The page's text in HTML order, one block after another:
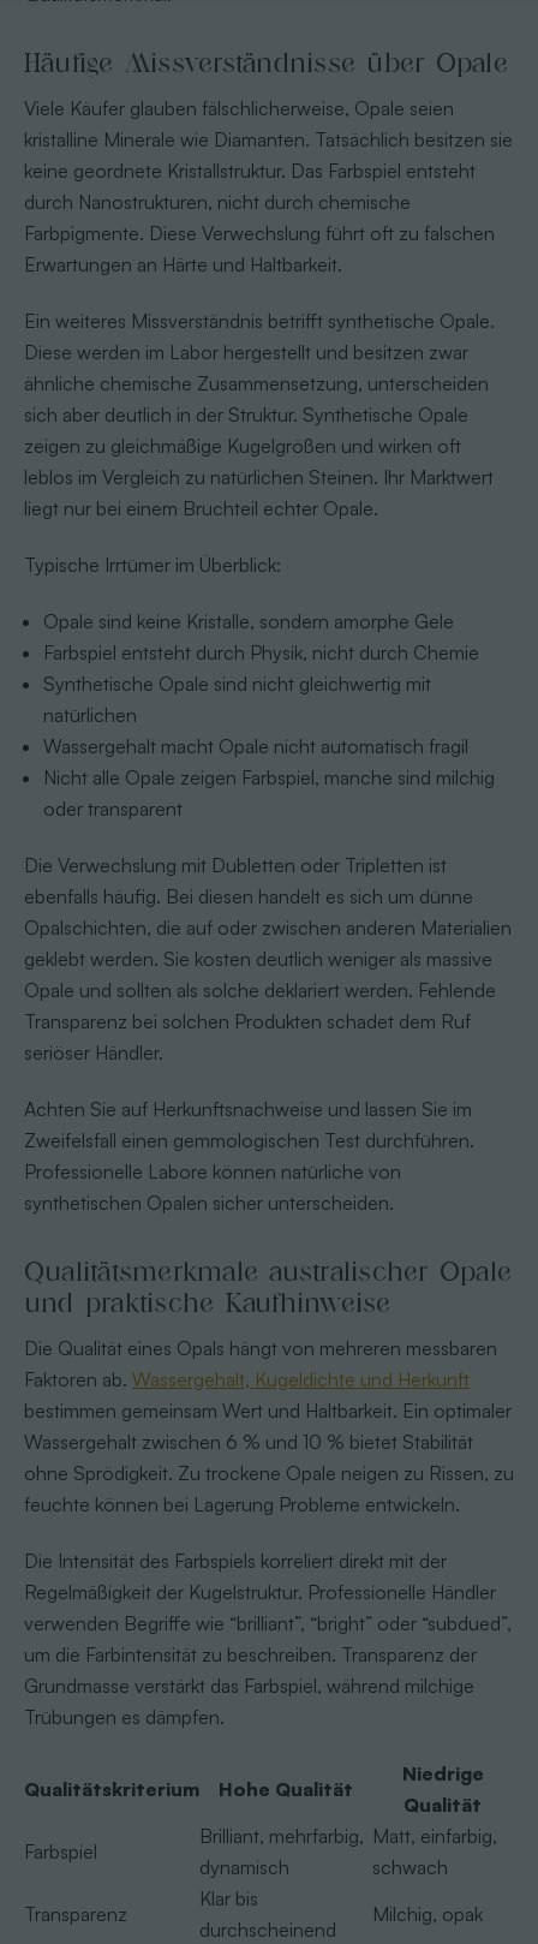
Häufige Missverständnisse über Opale
Viele Käufer glauben fälschlicherweise, Opale seien
kristalline Minerale wie Diamanten. Tatsächlich besitzen sie
keine geordnete Kristallstruktur. Das Farbspiel entsteht
durch Nanostrukturen, nicht durch chemische
Farbpigmente. Diese Verwechslung führt oft zu falschen
Erwartungen an Härte und Haltbarkeit.
Ein weiteres Missverständnis betrifft synthetische Opale.
Diese werden im Labor hergestellt und besitzen zwar
ähnliche chemische Zusammensetzung, unterscheiden
sich aber deutlich in der Struktur. Synthetische Opale
zeigen zu gleichmäßige Kugelgrößen und wirken oft
leblos im Vergleich zu natürlichen Steinen. Ihr Marktwert
liegt nur bei einem Bruchteil echter Opale.
Typische Irrtümer im Überblick:
Opale sind keine Kristalle, sondern amorphe Gele
Farbspiel entsteht durch Physik, nicht durch Chemie
Synthetische Opale sind nicht gleichwertig mit
natürlichen
Wassergehalt macht Opale nicht automatisch fragil
Nicht alle Opale zeigen Farbspiel, manche sind milchig
oder transparent
Die Verwechslung mit Dubletten oder Tripletten ist
ebenfalls häufig. Bei diesen handelt es sich um dünne
Opalschichten, die auf oder zwischen anderen Materialien
geklebt werden. Sie kosten deutlich weniger als massive
Opale und sollten als solche deklariert werden. Fehlende
Transparenz bei solchen Produkten schadet dem Ruf
seriöser Händler.
Achten Sie auf Herkunftsnachweise und lassen Sie im
Zweifelsfall einen gemmologischen Test durchführen.
Professionelle Labore können natürliche von
synthetischen Opalen sicher unterscheiden.
Qualitätsmerkmale australischer Opale
und praktische Kaufhinweise
Die Qualität eines Opals hängt von mehreren messbaren
Faktoren ab. Wassergehalt, Kugeldichte und Herkunft
bestimmen gemeinsam Wert und Haltbarkeit. Ein optimaler
Wassergehalt zwischen 6 % und 10 % bietet Stabilität
ohne Sprödigkeit. Zu trockene Opale neigen zu Rissen, zu
feuchte können bei Lagerung Probleme entwickeln.
Die Intensität des Farbspiels korreliert direkt mit der
Regelmäßigkeit der Kugelstruktur. Professionelle Händler
verwenden Begriffe wie “brilliant”, “bright” oder “subdued”,
um die Farbintensität zu beschreiben. Transparenz der
Grundmasse verstärkt das Farbspiel, während milchige
Trübungen es dämpfen.
Qualitätskriterium Hohe Qualität
Niedrige
Qualität
Farbspiel
Brilliant, mehrfarbig,
dynamisch
Matt, einfarbig,
schwach
Transparenz
Klar bis
durchscheinend
Milchig, opak